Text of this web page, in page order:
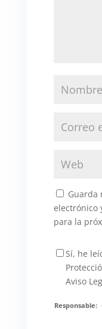
Guarda
electrónico
para la
Sí, he
Aviso
Responsable: